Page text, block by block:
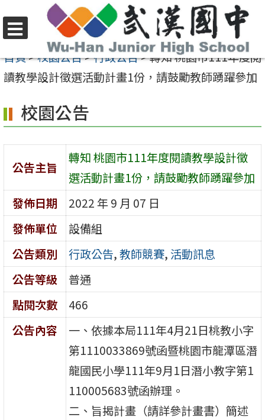
至
要
容
區
選
單
首頁>校園公告>行政公告>轉知 桃園市111年度閱
讀教學設計徵選活動計畫1份，請鼓勵教師踴躍參加
校園公告
公告主旨
轉知 桃園市111年度閱讀教學設計徵
選活動計畫1份，請鼓勵教師踴躍參加
發佈日期
2022 年 9 月 07 日
發佈單位
設備組
公告類別
行政公告,教師競賽, 活動訊息
公告等級
普通
點閱次數
466
公告內容
一、依據本局111年4月21日桃教小字
第1110033869號函暨桃園市龍潭區潛
龍國民小學111年9月1日潛小教字第1
110005683號函辦理。
二、旨揭計畫（請詳參計畫書）簡述